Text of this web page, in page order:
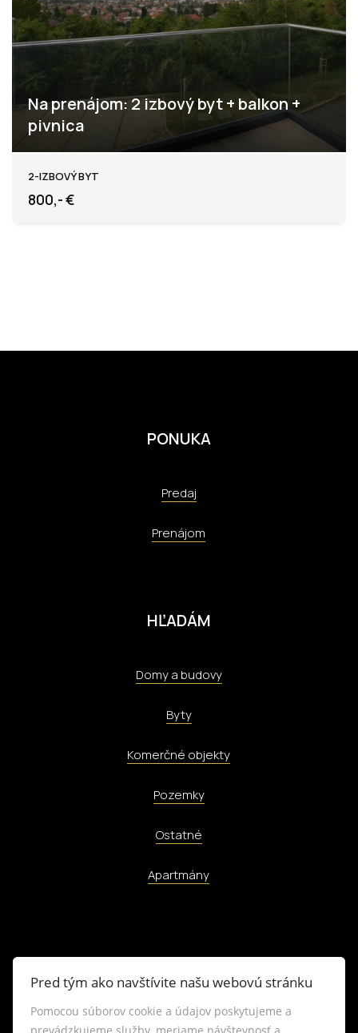
Na prenájom: 2 izbový byt + balkon +
pivnica
2-IZBOVÝ BYT
800,- €
PONUKA
Predaj
Prenájom
HĽADÁM
Domy a budovy
Byty
Komerčné objekty
Pozemky
Ostatné
Apartmány
INFO
Makléri
Pred tým ako navštívite našu webovú stránku
Pomocou súborov cookie a údajov poskytujeme a